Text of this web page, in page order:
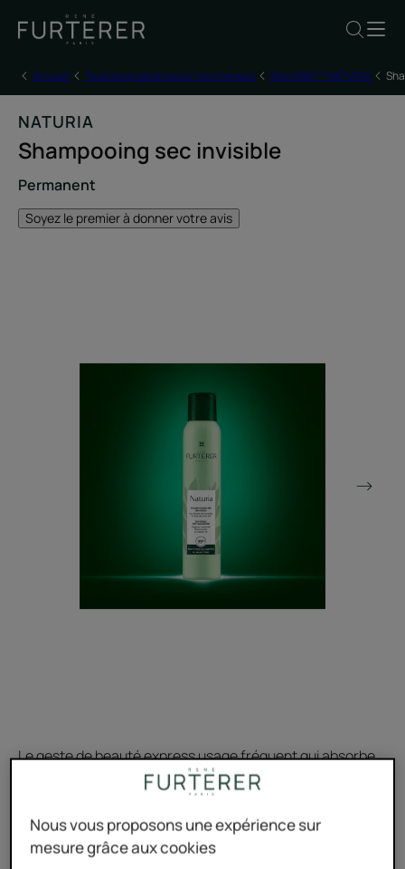
Accueil Tous les produits pour vos cheveux Soins BIO** NATURIA
NATURIA
Shampooing sec invisible
Permanent
Soyez le premier à donner votre avis
Le geste de beauté express usage fréquent qui absorbe
instantanément le sébum. Pour un résultat naturel, sans
Zéro résidu, formule d'origine naturelle à 99%* sans
Nous vous proposons une expérience sur
mesure grâce aux cookies